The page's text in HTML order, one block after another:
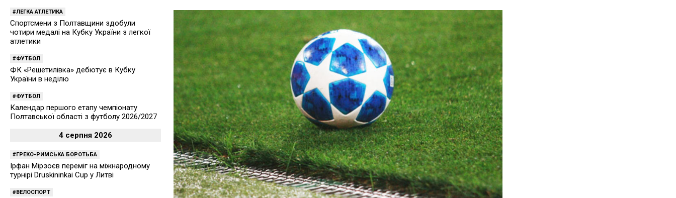
ЛЕГКА АТЛЕТИКА
Спортсмени з Полтавщини здобули
чотири медалі на Кубку України з легкої
атлетики
ФУТБОЛ
ФК «Решетилівка» дебютує в Кубку
України в неділю
ФУТБОЛ
Календар першого етапу чемпіонату
Полтавської області з футболу 2026/2027
4 серпня 2026
ГРЕКО-РИМСЬКА БОРОТЬБА
Ірфан Мірзоєв переміг на міжнародному
турнірі Druskininkai Cup у Литві
ВЕЛОСПОРТ